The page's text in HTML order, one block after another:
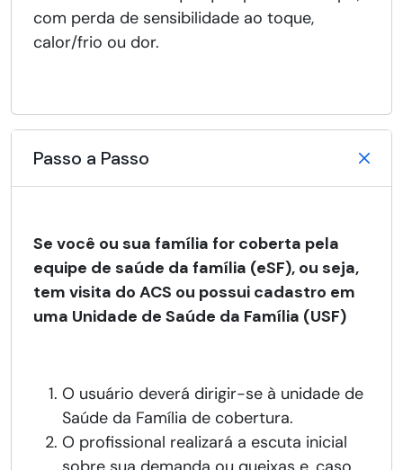
com perda de sensibilidade ao toque,
calor/frio ou dor.
Passo a Passo
Se você ou sua família for coberta pela
equipe de saúde da família (eSF), ou seja,
tem visita do ACS ou possui cadastro em
uma Unidade de Saúde da Família (USF)
O usuário deverá dirigir-se à unidade de
Saúde da Família de cobertura.
O profissional realizará a escuta inicial